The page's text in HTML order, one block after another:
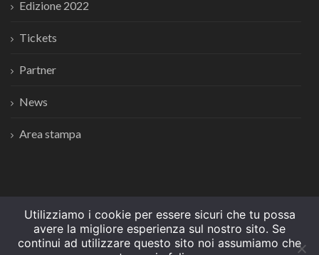
Edizione 2022
Tickets
Partner
News
Area stampa
© CopyrightsCrionet2024. All rights reserved.
Utilizziamo i cookie per essere sicuri che tu possa
avere la migliore esperienza sul nostro sito. Se
continui ad utilizzare questo sito noi assumiamo che